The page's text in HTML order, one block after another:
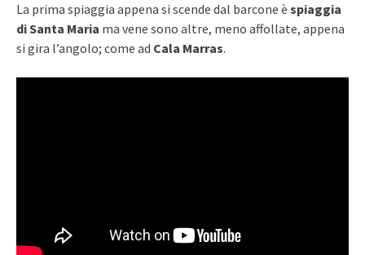
La prima spiaggia appena si scende dal barcone è spiaggia
di Santa Maria ma vene sono altre, meno affollate, appena
si gira l’angolo; come ad Cala Marras.